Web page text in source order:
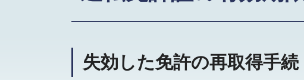
失効した免許の再取得手続